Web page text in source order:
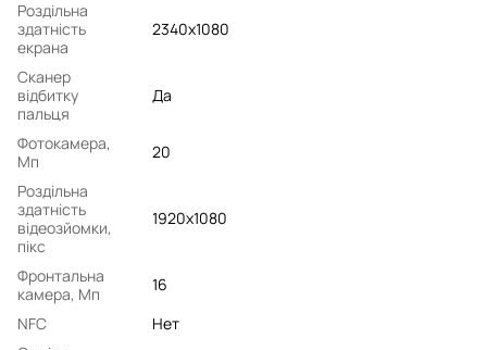
Роздільна
здатність
екрана
2340x1080
Сканер
відбитку
пальця
Да
Фотокамера,
Мп
20
Роздільна
здатність
відеозйомки,
пікс
1920x1080
Фронтальна
камера, Мп
16
NFC
Нет